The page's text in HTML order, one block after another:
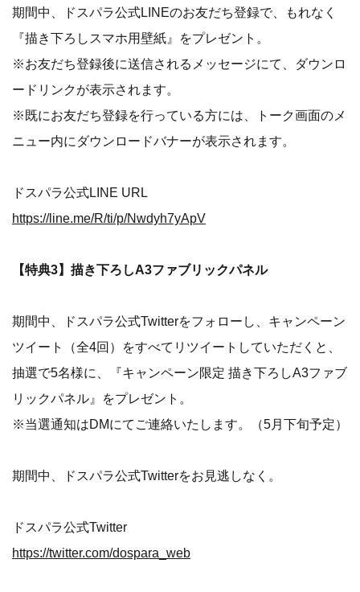
期間中、ドスパラ公式LINEのお友だち登録で、もれなく
『描き下ろしスマホ用壁紙』をプレゼント。
※お友だち登録後に送信されるメッセージにて、ダウンロ
ードリンクが表示されます。
※既にお友だち登録を行っている方には、トーク画面のメ
ニュー内にダウンロードバナーが表示されます。
ドスパラ公式LINE URL
https://line.me/R/ti/p/Nwdyh7yApV
【特典3】描き下ろしA3ファブリックパネル
期間中、ドスパラ公式Twitterをフォローし、キャンペーン
ツイート（全4回）をすべてリツイートしていただくと、
抽選で5名様に、『キャンペーン限定 描き下ろしA3ファブ
リックパネル』をプレゼント。
※当選通知はDMにてご連絡いたします。（5月下旬予定）
期間中、ドスパラ公式Twitterをお見逃しなく。
ドスパラ公式Twitter
https://twitter.com/dospara_web